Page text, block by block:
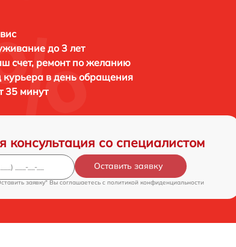
до 3 лет
счет, ремонт по желанию
курьера в день обращения
35 минут
консультация со специалистом
Оставить заявку
заявку" Вы соглашаетесь c политикой конфиденциальности